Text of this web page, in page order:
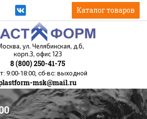
Каталог товаров
ул. Челябинская, д.6,
корп.3, офис 123
8 (800) 250-41-75
9:00-18:00, сб-вс: выходной
msk@mail.ru